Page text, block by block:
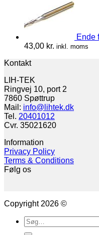
Ende
43,00 kr. inkl. moms
Kontakt
LIH-TEK
Ringvej 10, port 2
7860 Spøttrup
Mail: info@lihtek.dk
Tel. 20401012
Cvr. 35021620
Information
Privacy Policy
Terms & Conditions
Følg os
Copyright 2026 ©
Søg
efter: